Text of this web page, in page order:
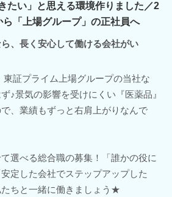
たい」と思える環境作りました／2
「上場グループ」の正社員へ
ら、長く安心して働ける会社がい
東証プライム上場グループの当社な
♪景気の影響を受けにくい『医薬品』
、業績もずっと右肩上がりなんで
選べる総合職の募集！「誰かの役に
定した会社でステップアップした
ちと一緒に働きましょう★